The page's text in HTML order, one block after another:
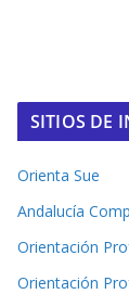
SITIOS DE
Orienta Sue
Andalucía
Orientación
Orientación